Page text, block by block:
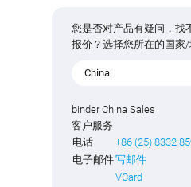
您是否对产品有疑问，找
报价？选择您所在的国家/
China
binder China Sales
客户服务
电话
+86 (25) 8332
电子邮件写邮件
VCard